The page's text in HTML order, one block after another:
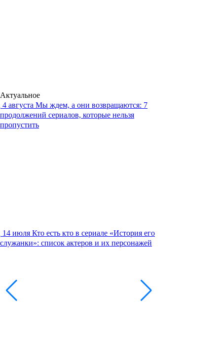
Актуальное
4 августа Мы ждем, а они возвращаются: 7
продолжений сериалов, которые нельзя
пропустить
14 июля Кто есть кто в сериале «История его
служанки»: список актеров и их персонажей